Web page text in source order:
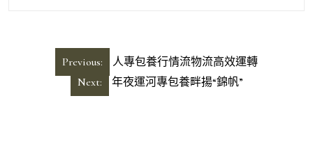
Previous:
人專包養行情流物流高效運轉
Next:
年夜運河專包養畔揚“錦帆”